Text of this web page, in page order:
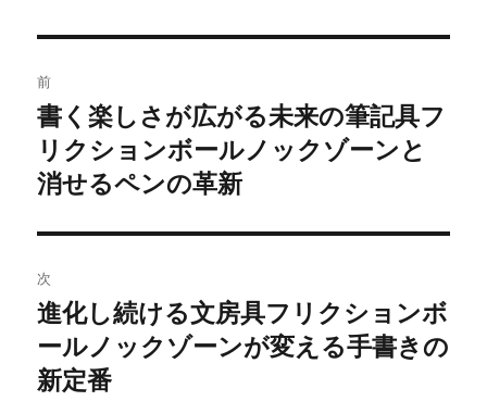
稿
ナ
ビ
ゲ
ー
シ
ョ
前
前
の
投
書く楽しさが広がる未来の筆記具フ
リクションボールノックゾーンと
消せるペンの革新
次
次
の
投
進化し続ける文房具フリクションボ
ールノックゾーンが変える手書きの
新定番